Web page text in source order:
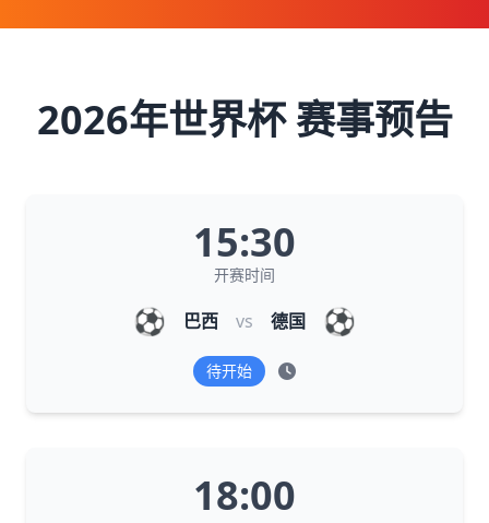
2026年世界杯 赛事预告
15:30
开赛时间
⚽ 巴西 vs 德国 ⚽
待开始
18:00